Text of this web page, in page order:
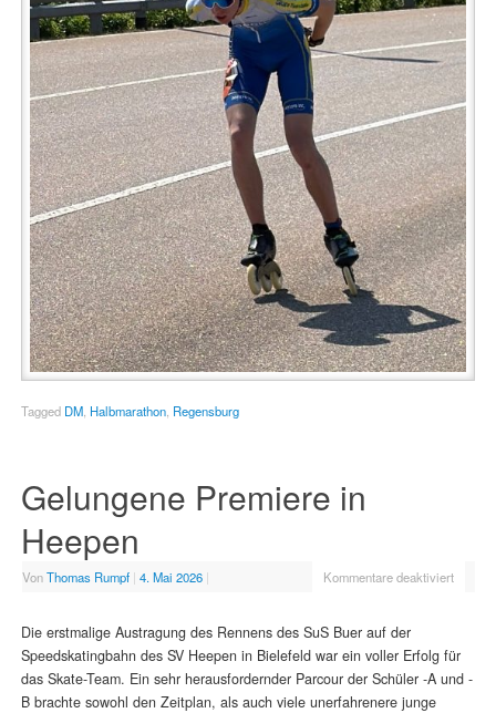
Tagged DM, Halbmarathon, Regensburg
Gelungene Premiere in
Heepen
VonThomas Rumpf | 4. Mai 2026 | Kommentare deaktiviert
Die erstmalige Austragung des Rennens des SuS Buer auf der
Speedskatingbahn des SV Heepen in Bielefeld war ein voller Erfolg für
das Skate-Team. Ein sehr herausfordernder Parcour der Schüler -A und -
B brachte sowohl den Zeitplan, als auch viele unerfahrenere junge